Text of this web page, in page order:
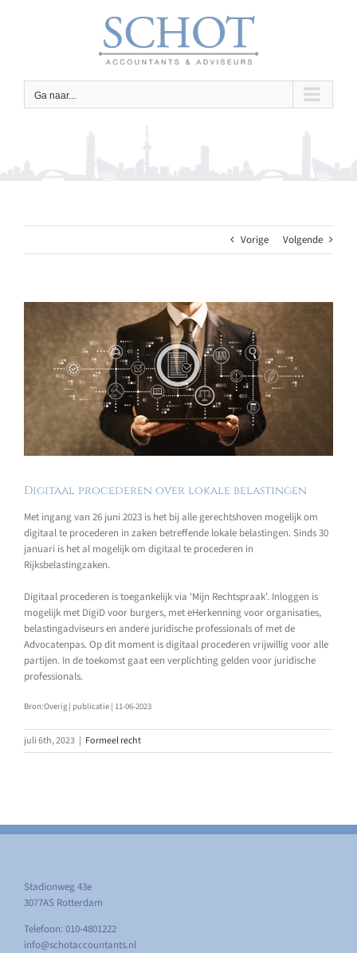
Ga naar...
Vorige Volgende
grotere
afbeelding
Digitaal procederen over lokale belastingen
Met ingang van 26 juni 2023 is het bij alle gerechtshoven mogelijk om
digitaal te procederen in zaken betreffende lokale belastingen. Sinds 30
januari is het al mogelijk om digitaal te procederen in
Rijksbelastingzaken.
Digitaal procederen is toegankelijk via 'Mijn Rechtspraak'. Inloggen is
mogelijk met DigiD voor burgers, met eHerkenning voor organisaties,
belastingadviseurs en andere juridische professionals of met de
Advocatenpas. Op dit moment is digitaal procederen vrijwillig voor alle
partijen. In de toekomst gaat een verplichting gelden voor juridische
professionals.
Bron:Overig | publicatie | 11-06-2023
juli 6th, 2023 | Formeel recht
Stadionweg 43e
3077AS Rotterdam
Telefoon: 010-4801222
info@schotaccountants.nl